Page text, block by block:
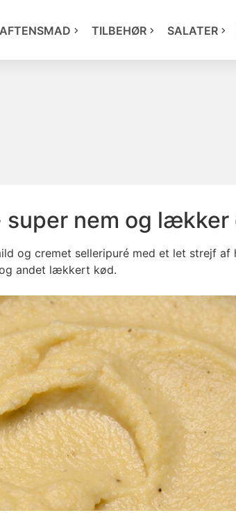
AFTENSMAD TILBEHØR SALATER
super nem og
og cremet selleripuré med et let strejf
andet lækkert kød.